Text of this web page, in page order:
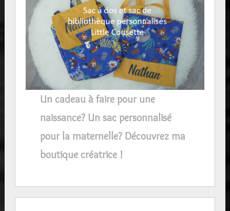
Un cadeau à faire pour une
naissance? Un sac personnalisé
pour la maternelle? Découvrez ma
boutique créatrice !